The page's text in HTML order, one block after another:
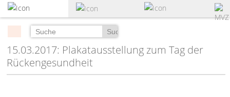
zum
Hauptinhalt
Suchen
15.03.2017: Plakatausstellung zum Tag der
Rückengesundheit